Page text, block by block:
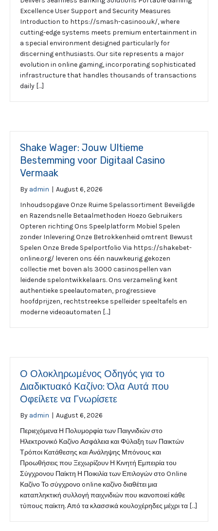
Excellence User Support and Security Measures
Introduction to https://smash-casinoo.uk/, where
cutting-edge systems meets premium entertainment in
a special environment designed particularly for
discerning enthusiasts. Our site represents a major
evolution in online gaming, incorporating sophisticated
infrastructure that handles thousands of transactions
daily […]
Shake Wager: Jouw Ultieme
Bestemming voor Digitaal Casino
Vermaak
By admin | August 6, 2026
Inhoudsopgave Onze Ruime Spelassortiment Beveiligde
en Razendsnelle Betaalmethoden Hoezo Gebruikers
Opteren richting Ons Speelplatform Mobiel Spelen
zonder Inlevering Onze Betrokkenheid omtrent Bewust
Spelen Onze Brede Spelportfolio Via https://shakebet-
online.org/ leveren ons één nauwkeurig gekozen
collectie met boven als 3000 casinospellen van
leidende spelontwikkelaars. Ons verzameling kent
authentieke speelautomaten, progressieve
hoofdprijzen, rechtstreekse spelleider speeltafels en
moderne videoautomaten […]
Ο Ολοκληρωμένος Οδηγός για το
Διαδικτυακό Καζίνο: Όλα Αυτά που
Οφείλετε να Γνωρίσετε
By admin | August 6, 2026
Περιεχόμενα Η Πολυμορφία των Παιγνιδιών στο
Ηλεκτρονικό Καζίνο Ασφάλεια και Φύλαξη των Παικτών
Τρόποι Κατάθεσης και Ανάληψης Μπόνους και
Προωθήσεις που Ξεχωρίζουν Η Κινητή Εμπειρία του
Σύγχρονου Παίκτη Η Ποικιλία των Επιλογών στο Online
Καζίνο Το σύγχρονο online καζίνο διαθέτει μια
καταπληκτική συλλογή παιχνιδιών που ικανοποιεί κάθε
τύπους παίκτη. Από τα κλασσικά κουλοχέρηδες μέχρι τα […]